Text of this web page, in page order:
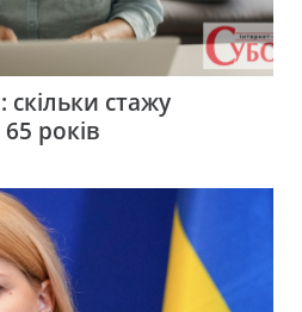
скільки стажу
років